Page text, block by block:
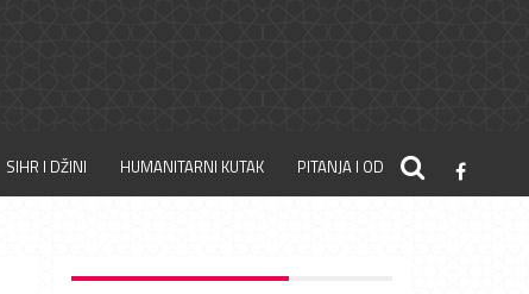
SIHR I DŽINI HUMANITARNI KUTAK PITANJA I ODGOVORI